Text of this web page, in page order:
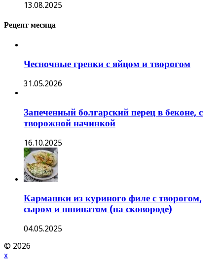
13.08.2025
Рецепт месяца
Чесночные гренки с яйцом и творогом
31.05.2026
Запеченный болгарский перец в беконе, с
творожной начинкой
16.10.2025
Кармашки из куриного филе с творогом,
сыром и шпинатом (на сковороде)
04.05.2025
© 2026
x